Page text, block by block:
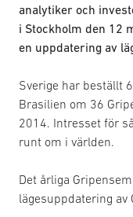
analytiker och
i Stockholm den 12
en uppdatering av
Sverige har beställt
Brasilien om 36
2014. Intresset för
runt om i världen.
Det årliga
lägesuppdatering av